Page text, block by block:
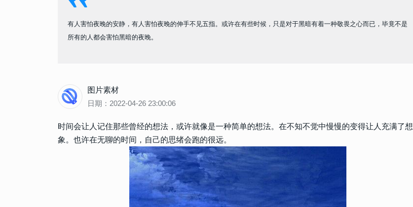
有人害怕夜晚的安静，有人害怕夜晚的伸手不见五指。或许在有些时候，只是对于黑暗有着一种敬畏之心而已，毕竟不是
所有的人都会害怕黑暗的夜晚。
图片素材
日期：2022-04-26 23:00:06
时间会让人记住那些曾经的想法，或许就像是一种简单的想法。在不知不觉中慢慢的变得让人充满了想
象。也许在无聊的时间，自己的思绪会跑的很远。